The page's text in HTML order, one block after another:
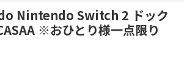
Nintendo Switch 2 ドック
※おひとり様一点限り